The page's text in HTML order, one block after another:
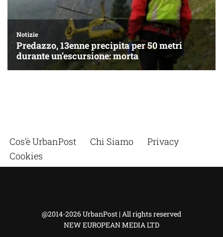
Cos’è UrbanPost Chi Siamo
Privacy
Cookies
@2014-2026 UrbanPost | All rights reserved
NEW EUROPEAN MEDIA LTD